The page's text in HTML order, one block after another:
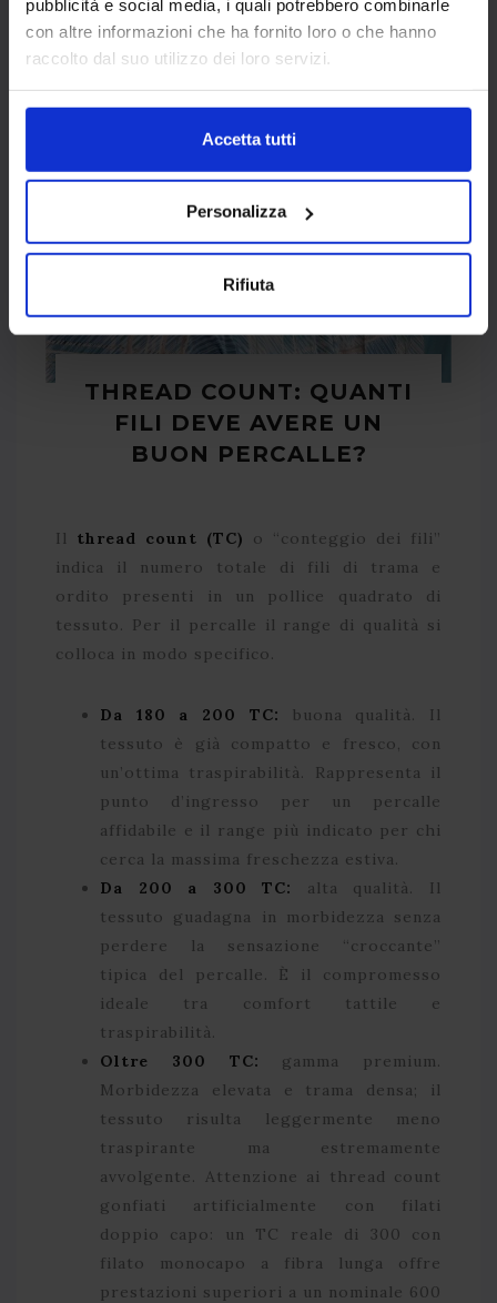
pubblicità e social media, i quali potrebbero combinarle
con altre informazioni che ha fornito loro o che hanno
raccolto dal suo utilizzo dei loro servizi.
Accetta tutti
Personalizza
Rifiuta
riduce l’attrito sulla pelle ed è indicata per
chi soffre di sensibilità cutanea, pelle
THREAD COUNT: QUANTI
FILI DEVE AVERE UN
BUON PERCALLE?
Il thread count (TC)
o “conteggio dei fili”
indica il numero totale di fili di trama e
ordito presenti in un pollice quadrato di
tessuto. Per il percalle il range di qualità si
colloca in modo specifico.
Da 180 a 200 TC: buona qualità. Il
tessuto è già compatto e fresco, con
un’ottima traspirabilità. Rappresenta il
punto d’ingresso per un percalle
affidabile e il range più indicato per chi
cerca la massima freschezza estiva.
Da 200 a 300 TC: alta qualità. Il
tessuto guadagna in morbidezza senza
perdere la sensazione “croccante”
tipica del percalle. È il compromesso
ideale tra comfort tattile e
traspirabilità.
Oltre 300 TC: gamma premium.
Morbidezza elevata e trama densa; il
tessuto risulta leggermente meno
traspirante ma estremamente
avvolgente. Attenzione ai thread count
gonfiati artificialmente con filati
doppio capo: un TC reale di 300 con
filato monocapo a fibra lunga offre
prestazioni superiori a un nominale 600